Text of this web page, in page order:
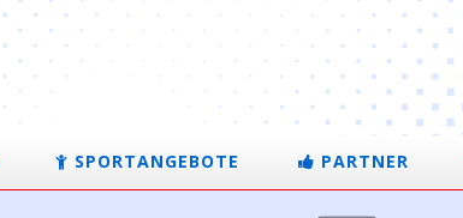
SPORTANGEBOTE PARTNER